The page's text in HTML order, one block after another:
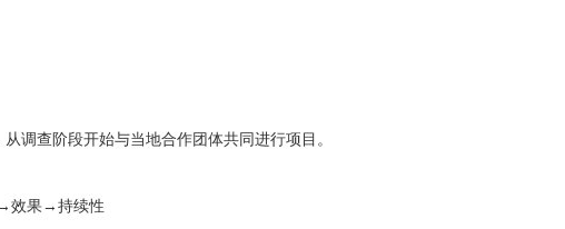
调查阶段开始与当地合作团体共同进行项目。
效果→持续性